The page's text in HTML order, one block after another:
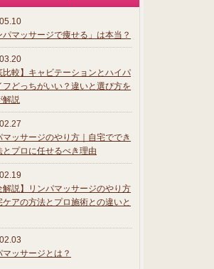
パマッサージで痩せる」は本当？
比較】キャビテーションとハイパ
フどっちがいい？違いと選び方を
解説
マッサージのやり方｜自宅ででき
とプロに任せるべき理由
解説】リンパマッサージのやり方
ケアの方法とプロ施術との違いと
マッサージとは？